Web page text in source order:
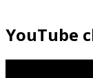
YouTube